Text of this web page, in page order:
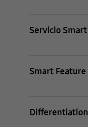
Servicio Smart
Smart Feature
Differentiation